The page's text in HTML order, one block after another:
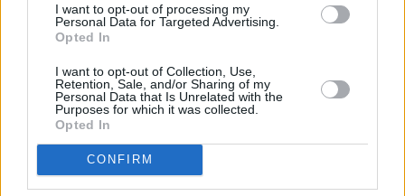
I want to opt-out of processing my
Personal Data for Targeted Advertising.
Opted In
I want to opt-out of Collection, Use,
Retention, Sale, and/or Sharing of my
Personal Data that Is Unrelated with the
Purposes for which it was collected.
Opted In
CONFIRM